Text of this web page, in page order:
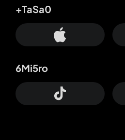
+TaSa0
6Mi5ro